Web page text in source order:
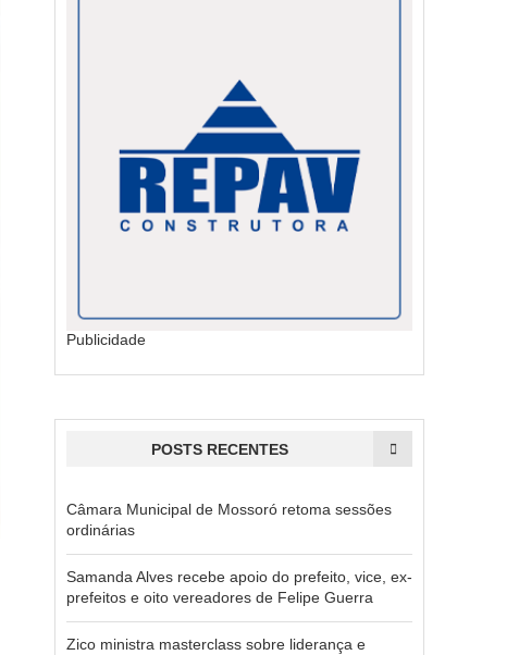
Publicidade
POSTS RECENTES
Câmara Municipal de Mossoró retoma sessões
ordinárias
Samanda Alves recebe apoio do prefeito, vice, ex-
prefeitos e oito vereadores de Felipe Guerra
Zico ministra masterclass sobre liderança e